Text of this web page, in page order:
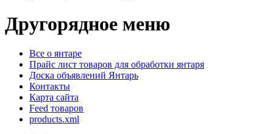
Другорядное меню
Все о янтаре
Прайс лист товаров для обработки янтаря
Доска объявлений Янтарь
Контакты
Карта сайта
Feed товаров
products.xml